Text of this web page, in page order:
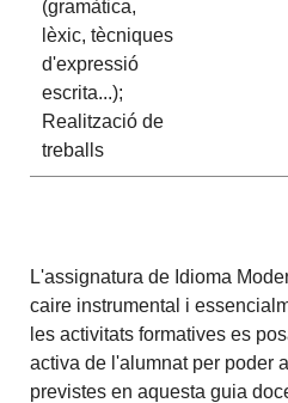
(gramàtica,
lèxic, tècniques
d'expressió
escrita...);
Realització de
treballs
L'assignatura de Idioma
caire instrumental i
les activitats formatives es
activa de l'alumnat per poder
previstes en aquesta guia